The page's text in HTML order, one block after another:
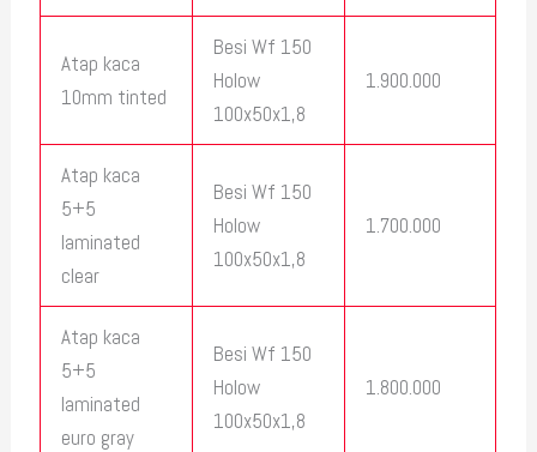
Atap kaca
10mm tinted
Besi Wf 150
Holow
100x50x1,8
1.900.000
Atap kaca
5+5
laminated
clear
Besi Wf 150
Holow
100x50x1,8
1.700.000
Atap kaca
5+5
laminated
euro gray
Besi Wf 150
Holow
100x50x1,8
1.800.000